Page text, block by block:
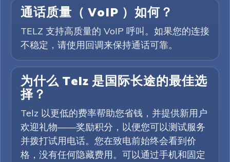
通话质量（ VoIP ）如何？
TELZ 支持高质量的 VoIP 呼叫。如果您的连接
不稳定，请使用回调来保持通话可靠。
为什么 Telz 是国际长途的最佳选
择？
Telz 以更低的费率帮助您省钱，并提供新用户
欢迎礼物——奖励积分，以便您可以测试服务
并拨打试用电话。您在致电前始终会看到价
格，没有任何隐藏费用。可以通过手机和固定